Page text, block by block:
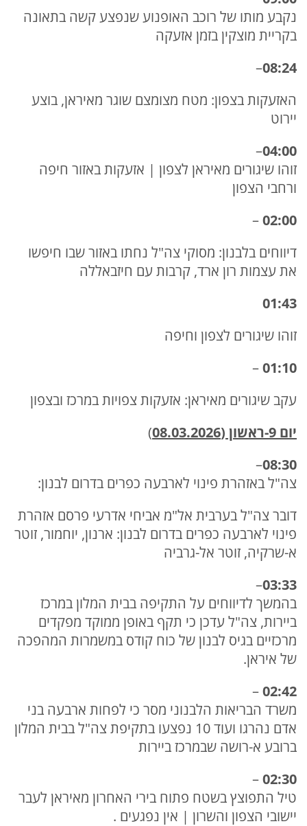
נקבע מותו של רוכב האופנוע שנפצע קשה בתאונה
בקריית מוצקין בזמן אזעקה
08:24
–
האזעקות בצפון: מטח מצומצם שוגר מאיראן, בוצע
יירוט
04:00
–
זוהו שיגורים מאיראן לצפון | אזעקות באזור חיפה
ורחבי הצפון
02:00
–
דיווחים בלבנון: מסוקי צה"ל נחתו באזור שבו חיפשו
את עצמות רון ארד, קרבות עם חיזבאללה
01:43
זוהו שיגורים לצפון וחיפה
01:10
–
עקב שיגורים מאיראן: אזעקות צפויות במרכז ובצפון
יום 9-ראשון (08.03.2026
)
08:30
–
צה"ל באזהרת פינוי לארבעה כפרים בדרום לבנון:
דובר צה"ל בערבית אל"מ אביחי אדרעי פרסם אזהרת
פינוי לארבעה כפרים בדרום לבנון: ארנון, יוחמור, זוטר
א-שרקיה, זוטר אל-גרביה
03:33
–
בהמשך לדיווחים על התקיפה בבית המלון במרכז
ביירות, צה"ל עדכן כי תקף באופן ממוקד מפקדים
מרכזיים בגיס לבנון של כוח קודס במשמרות המהפכה
של איראן.
02:42
–
משרד הבריאות הלבנוני מסר כי לפחות ארבעה בני
אדם נהרגו ועוד 10 נפצעו בתקיפת צה"ל בבית המלון
ברובע א-רושה שבמרכז ביירות
02:30
–
טיל התפוצץ בשטח פתוח בירי האחרון מאיראן לעבר
יישובי הצפון והשרון | אין נפגעים .